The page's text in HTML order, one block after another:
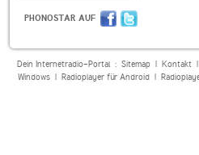
PHONOSTAR AUF
Dein Internetradio-Portal : Sitemap| Kontakt|
Windows| Radioplayer für Android|